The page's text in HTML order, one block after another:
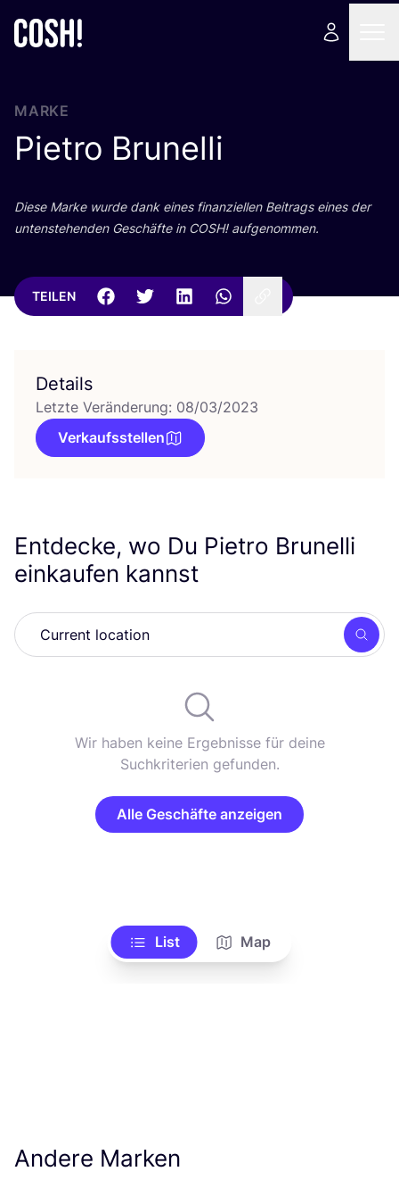
MARKE
Pietro Brunelli
Die­se Mar­ke wur­de dank eines finan­zi­el­len Bei­trags eines der
unten­ste­hen­den Geschäf­te in COSH! aufgenommen.
TEILEN
Details
Letzte Veränderung: 08/03/2023
Verkaufsstellen
Entdecke, wo Du Pietro Brunelli
einkaufen kannst
Wir haben keine Ergebnisse für deine
Suchkriterien gefunden.
Alle Geschäfte anzeigen
List Map
Andere Marken